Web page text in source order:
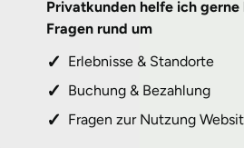
Privatkunden helfe ich gerne
Fragen rund um
Erlebnisse & Standorte
Buchung & Bezahlung
Fragen zur Nutzung